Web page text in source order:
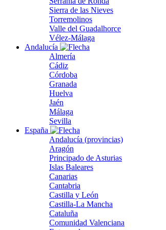
Sierra de las Nieves
Torremolinos
Valle del Guadalhorce
Vélez-Málaga
Andalucía
Almería
Cádiz
Córdoba
Granada
Huelva
Jaén
Málaga
Sevilla
España
Andalucía (provincias)
Aragón
Principado de Asturias
Islas Baleares
Canarias
Cantabria
Castilla y León
Castilla-La Mancha
Cataluña
Comunidad Valenciana